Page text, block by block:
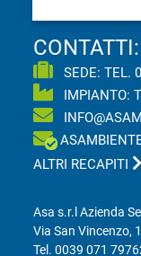
CONTATTI:
SEDE: TEL.
IMPIANTO:
ALTRI RECAPITI
Asa s.r.l Azienda
Via San Vincenzo,
Tel.0039 071